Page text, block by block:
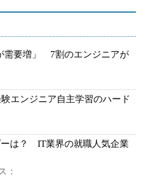
需要増」 7割のエンジニアが
エンジニア自主学習のハード
ーは？ IT業界の就職人気企業
：